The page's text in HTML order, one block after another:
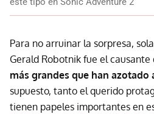
Para no arruinar la sorpresa,
Gerald Robotnik fue el causante
más grandes que han azotado
supuesto, tanto el querido
tienen papeles importantes en